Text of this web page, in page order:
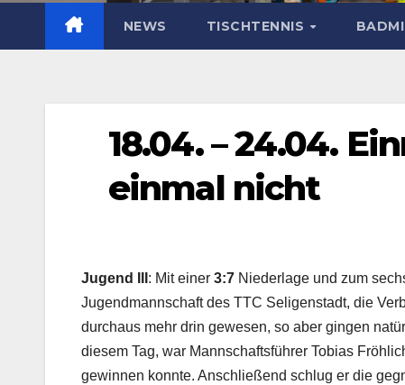
NEWS TISCHTENNIS
18.04. – 24.04.
einmal nicht
Jugend III : Mit einer 3:7 Niederlage und zum
Jugendmannschaft des TTC Seligenstadt, die
durchaus mehr drin gewesen, so aber gingen
diesem Tag, war Mannschaftsführer Tobias
gewinnen konnte. Anschließend schlug er die